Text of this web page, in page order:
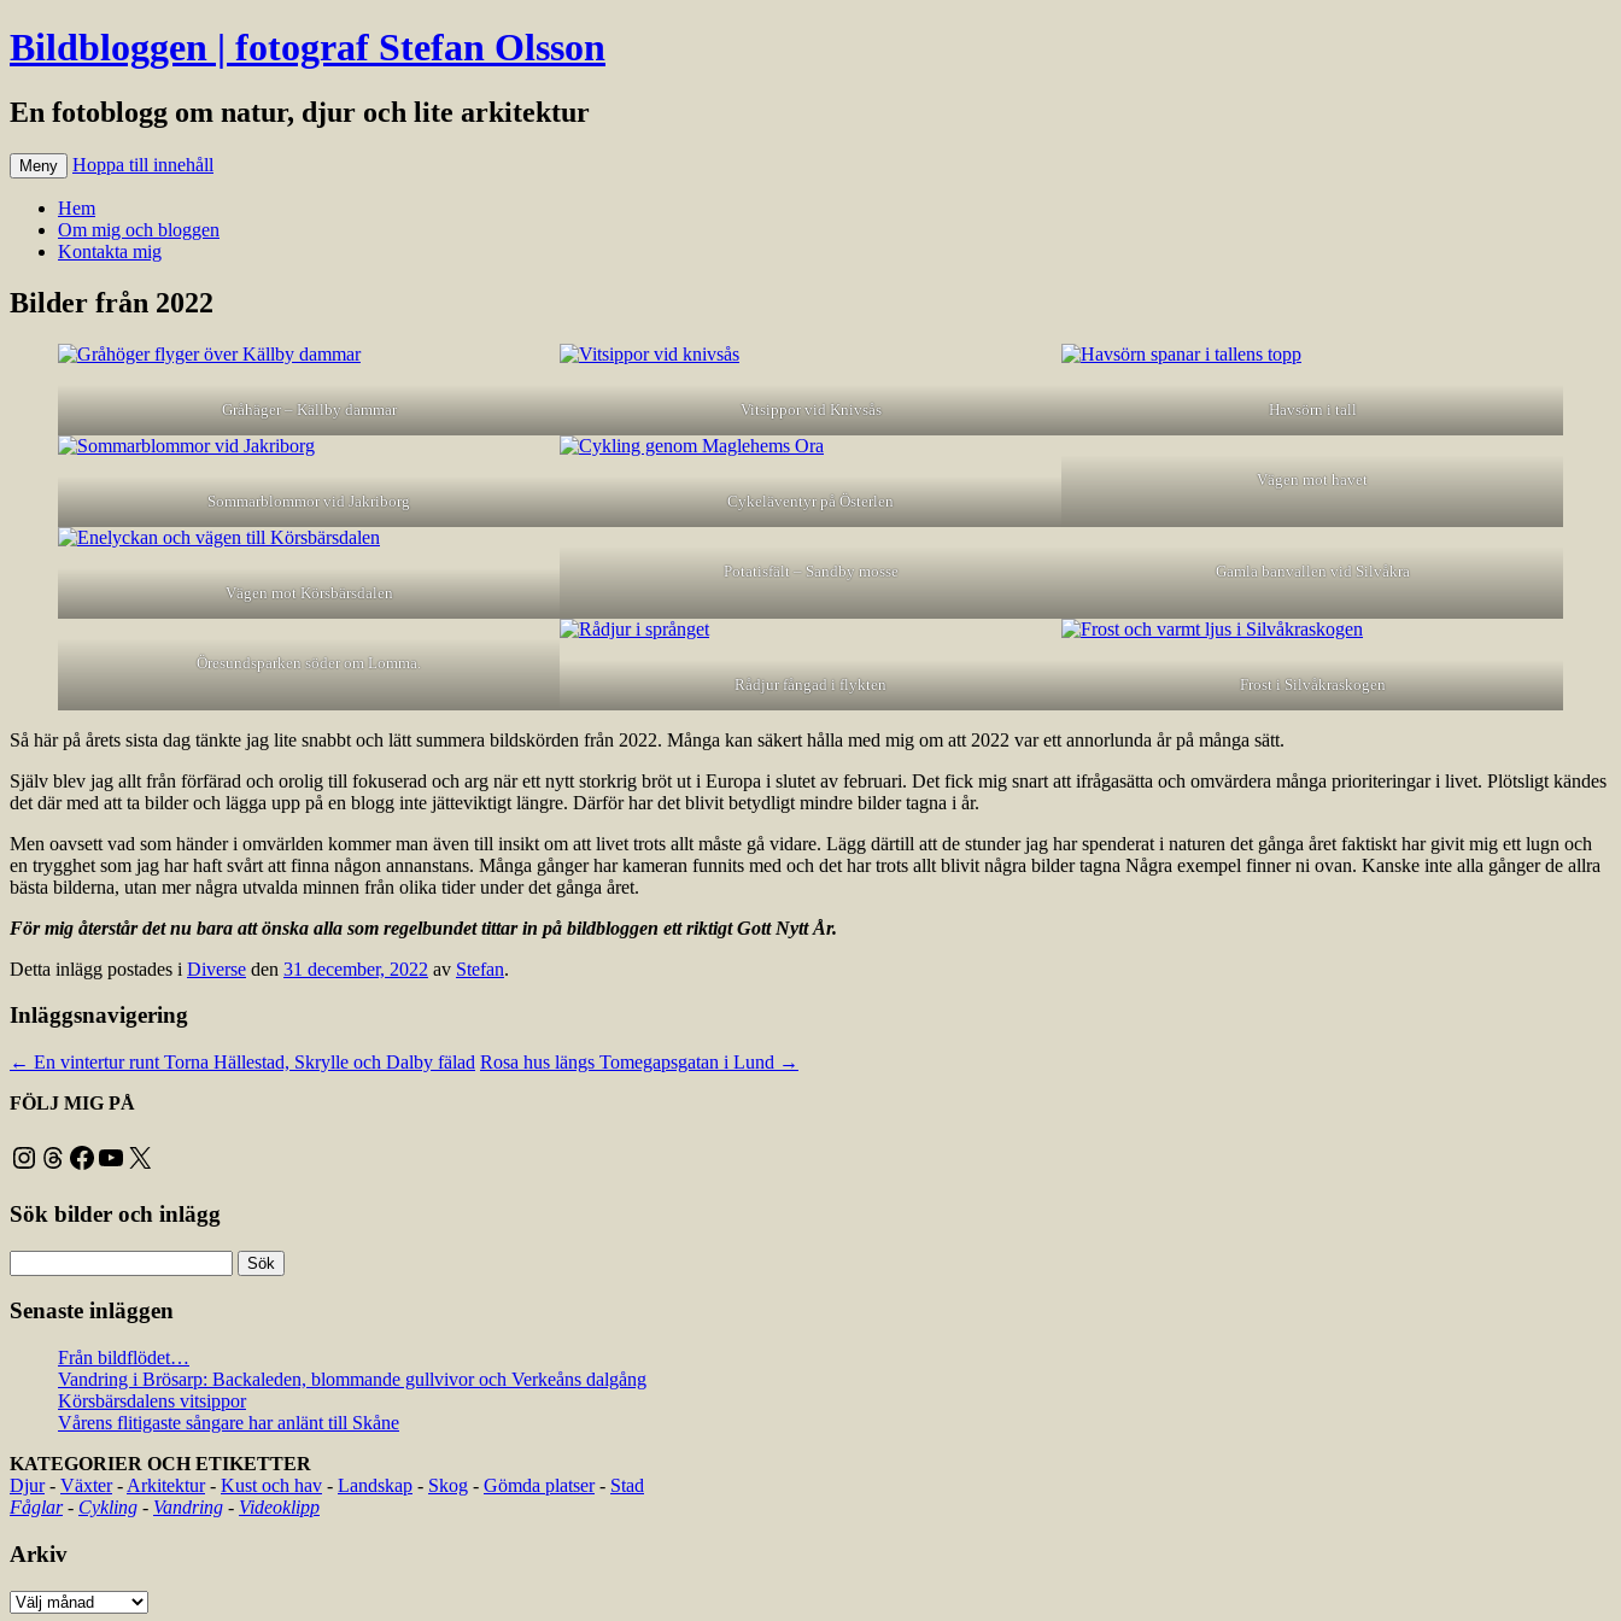
Bildbloggen | fotograf Stefan Olsson
En fotoblogg om natur, djur och lite arkitektur
Meny Hoppa till innehåll
Hem
Om mig och bloggen
Kontakta mig
Bilder från 2022
Gråhäger – Källby dammar Vitsippor vid Knivsås Havsörn i tall
Sommarblommor vid Jakriborg Cykeläventyr på Österlen
Vägen mot havet
Vägen mot Körsbärsdalen
Potatisfält – Sandby mosse Gamla banvallen vid Silvåkra
Öresundsparken söder om Lomma.
Rådjur fångad i flykten
Frost i Silvåkraskogen
Så här på årets sista dag tänkte jag lite snabbt och lätt summera bildskörden från 2022. Många kan säkert hålla med mig om att 2022 var ett annorlunda år på många sätt.
Själv blev jag allt från förfärad och orolig till fokuserad och arg när ett nytt storkrig bröt ut i Europa i slutet av februari. Det fick mig snart att ifrågasätta och omvärdera många prioriteringar i livet. Plötsligt kändes
det där med att ta bilder och lägga upp på en blogg inte jätteviktigt längre. Därför har det blivit betydligt mindre bilder tagna i år.
Men oavsett vad som händer i omvärlden kommer man även till insikt om att livet trots allt måste gå vidare. Lägg därtill att de stunder jag har spenderat i naturen det gånga året faktiskt har givit mig ett lugn och
en trygghet som jag har haft svårt att finna någon annanstans. Många gånger har kameran funnits med och det har trots allt blivit några bilder tagna Några exempel finner ni ovan. Kanske inte alla gånger de allra
bästa bilderna, utan mer några utvalda minnen från olika tider under det gånga året.
För mig återstår det nu bara att önska alla som regelbundet tittar in på bildbloggen ett riktigt Gott Nytt År.
Detta inlägg postades i Diverse den 31 december, 2022 av Stefan.
Inläggsnavigering
← En vintertur runt Torna Hällestad, Skrylle och Dalby fälad Rosa hus längs Tomegapsgatan i Lund →
FÖLJ MIG PÅ
Instagram
Threads
Facebook
YouTube
X
Sök bilder och inlägg
efter:
Senaste inläggen
Från bildflödet…
Vandring i Brösarp: Backaleden, blommande gullvivor och Verkeåns dalgång
Körsbärsdalens vitsippor
Vårens flitigaste sångare har anlänt till Skåne
KATEGORIER OCH ETIKETTER
Djur- Växter- Arkitektur- Kust och hav - Landskap - Skog - Gömda platser- Stad
Fåglar- Cykling - Vandring - Videoklipp
Arkiv
Arkiv